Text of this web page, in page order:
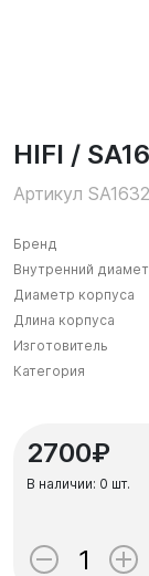
HIFI /
Артикул
Бренд
Внутренний
Диаметр корпуса
Длина корпуса
Изготовитель
Категория
2700₽
В наличии: 0 шт.